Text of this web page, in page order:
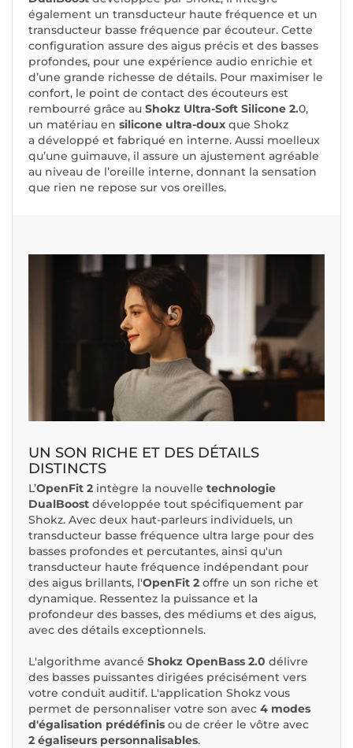
également un transducteur haute fréquence et un
transducteur basse fréquence par écouteur. Cette
configuration assure des aigus précis et des basses
profondes, pour une expérience audio enrichie et
d’une grande richesse de détails. Pour maximiser le
confort, le point de contact des écouteurs est
rembourré grâce au Shokz Ultra-Soft Silicone 2.0,
un matériau en silicone ultra-doux que Shokz
a développé et fabriqué en interne. Aussi moelleux
qu’une guimauve, il assure un ajustement agréable
au niveau de l’oreille interne, donnant la sensation
que rien ne repose sur vos oreilles.
UN SON RICHE ET DES DÉTAILS
DISTINCTS
L’OpenFit 2 intègre la nouvelle technologie
DualBoost développée tout spécifiquement par
Shokz. Avec deux haut-parleurs individuels, un
transducteur basse fréquence ultra large pour des
basses profondes et percutantes, ainsi qu'un
transducteur haute fréquence indépendant pour
des aigus brillants, l'OpenFit 2 offre un son riche et
dynamique. Ressentez la puissance et la
profondeur des basses, des médiums et des aigus,
avec des détails exceptionnels.
L'algorithme avancé Shokz OpenBass 2.0 délivre
des basses puissantes dirigées précisément vers
votre conduit auditif. L'application Shokz vous
permet de personnaliser votre son avec 4 modes
d'égalisation prédéfinis ou de créer le vôtre avec
2 égaliseurs personnalisables.